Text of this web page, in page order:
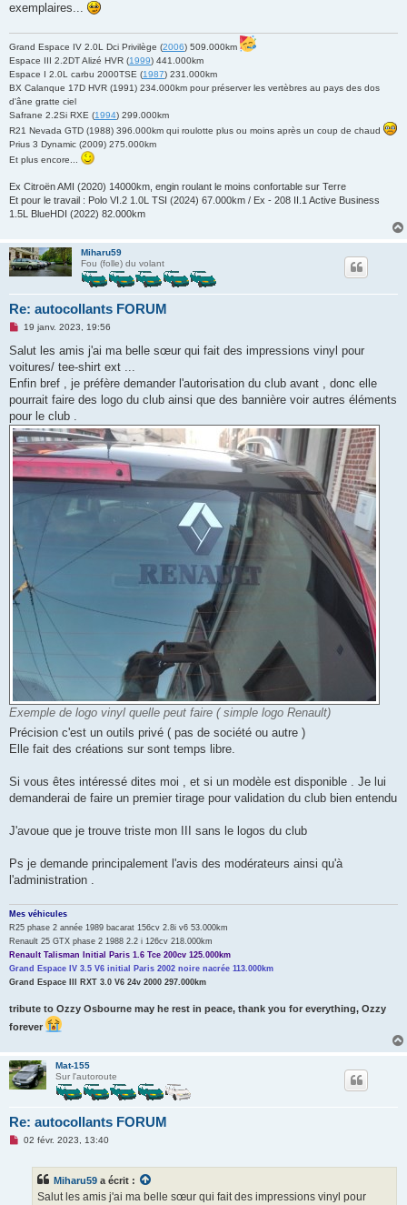
exemplaires...
Grand Espace IV 2.0L Dci Privilège (2006) 509.000km
Espace III 2.2DT Alizé HVR (1999) 441.000km
Espace I 2.0L carbu 2000TSE (1987) 231.000km
BX Calanque 17D HVR (1991) 234.000km pour préserver les vertèbres au pays des dos
d'âne gratte ciel
Safrane 2.2Si RXE (1994) 299.000km
R21 Nevada GTD (1988) 396.000km qui roulotte plus ou moins après un coup de chaud
Prius 3 Dynamic (2009) 275.000km
Et plus encore...
Ex Citroën AMI (2020) 14000km, engin roulant le moins confortable sur Terre
Et pour le travail : Polo VI.2 1.0L TSI (2024) 67.000km / Ex - 208 II.1 Active Business
1.5L BlueHDI (2022) 82.000km
Miharu59
Fou (folle) du volant
Re: autocollants FORUM
M
s
a
g
n
o
n
l
u
19 janv. 2023, 19:56
Salut les amis j'ai ma belle sœur qui fait des impressions vinyl pour
voitures/ tee-shirt ext ...
Enfin bref , je préfère demander l'autorisation du club avant , donc elle
pourrait faire des logo du club ainsi que des bannière voir autres éléments
pour le club .
Exemple de logo vinyl quelle peut faire ( simple logo Renault)
Précision c'est un outils privé ( pas de société ou autre )
Elle fait des créations sur sont temps libre.
Si vous êtes intéressé dites moi , et si un modèle est disponible . Je lui
demanderai de faire un premier tirage pour validation du club bien entendu
J'avoue que je trouve triste mon III sans le logos du club
Ps je demande principalement l'avis des modérateurs ainsi qu'à
l'administration .
Mes véhicules
R25 phase 2 année 1989 bacarat 156cv 2.8i v6 53.000km
Renault 25 GTX phase 2 1988 2.2 i 126cv 218.000km
Renault Talisman Initial Paris 1.6 Tce 200cv 125.000km
Grand Espace IV 3.5 V6 initial Paris 2002 noire nacrée 113.000km
Grand Espace III RXT 3.0 V6 24v 2000 297.000km
tribute to Ozzy Osbourne may he rest in peace, thank you for everything, Ozzy
forever
Mat-155
Sur l'autoroute
Re: autocollants FORUM
M02 févr. 2023, 13:40
Miharu59 a écrit :
Salut les amis j'ai ma belle sœur qui fait des impressions vinyl pour